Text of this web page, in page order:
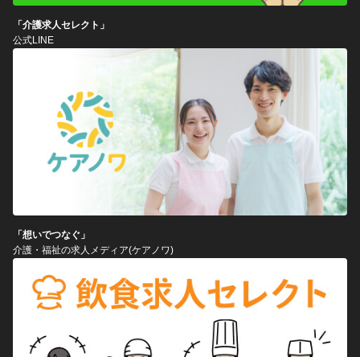
「介護求人セレクト」
公式LINE
「想いでつなぐ」
介護・福祉の求人メディア(ケアノワ)